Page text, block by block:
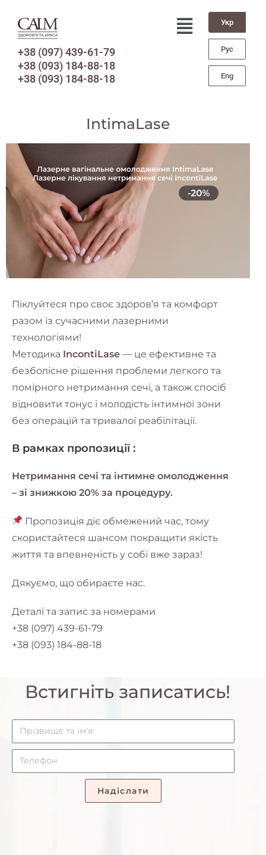
Укр
Рус
Eng
+38 (097) 439-61-79
+38 (093) 184-88-18
+38 (093) 184-88-18
IntimaLase
Піклуйтеся про своє здоров’я та комфорт
разом із сучасними лазерними
технологіями!
Методика IncontiLase — це ефективне та
безболісне рішення проблеми легкого та
помірного нетримання сечі, а також спосіб
відновити тонус і молодість інтимної зони
без операцій та тривалої реабілітації.
В рамках пропозиції :
Нетримання сечі та інтимне омолодження
– зі знижкою 20% за процедуру.
Пропозиція діє обмежений час, тому
скористайтеся шансом покращити якість
життя та впевненість у собі вже зараз!
Дякуємо, що обираєте нас.
Деталі та запис за номерами
+38 (097) 439-61-79
+38 (093) 184-88-18
Встигніть записатись!
Надіслати